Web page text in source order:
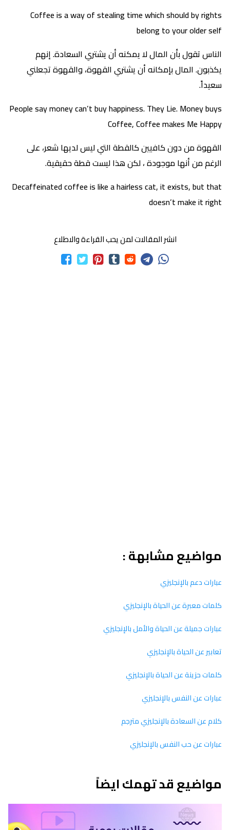
Coffee is a way of stealing time which should by rights
belong to your older self
الناس تقول بأن المال لا يمكنه أن يشتري السعادة. إنهم
يكذبون. المال بإمكانه أن يشتري القهوة، والقهوة تجعلني
سعيداً.
People say money can’t buy happiness. They Lie. Money buys
Coffee, Coffee makes Me Happy
القهوة من دون كافيين كالقطة التي ليس لديها شعر، على
الرغم من أنها موجودة ، لكن هذا ليست قطة حقيقية.
Decaffeinated coffee is like a hairless cat, it exists, but that
doesn’t make it right
انشر المقالات لمن يحب القراءة والاطلاع
مواضيع مشابهة :
عبارات دعم بالإنجليزي
كلمات معبرة عن الحياة بالإنجليزي
عبارات جميلة عن الحياة والأمل بالإنجليزي
تعابير عن الحياة بالإنجليزي
كلمات حزينة عن الحياة بالإنجليزي
عبارات عن النفس بالإنجليزي
كلام عن السعادة بالإنجليزي مترجم
عبارات عن حب النفس بالإنجليزي
مواضيع قد تهمك ايضاً